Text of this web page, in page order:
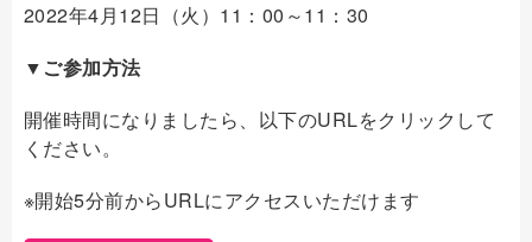
2022年4月12日（火）11：00～11：30
▼ご参加方法
開催時間になりましたら、以下のURLをクリックして
ください。
※開始5分前からURLにアクセスいただけます